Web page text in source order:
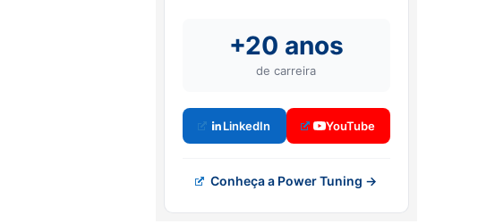
+20 anos
de carreira
LinkedIn YouTube
Conheça a Power Tuning →